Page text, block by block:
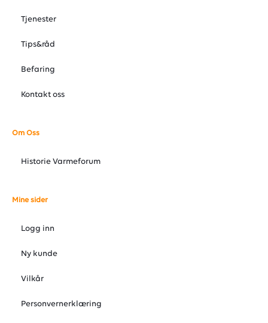
Tjenester
Tips&råd
Befaring
Kontakt oss
Om Oss
Historie Varmeforum
Mine sider
Logg inn
Ny kunde
Vilkår
Personvernerklæring